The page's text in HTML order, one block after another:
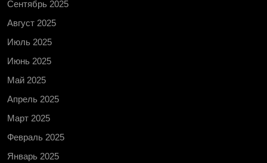
Сентябрь 2025
Август 2025
Июль 2025
Июнь 2025
Май 2025
Апрель 2025
Март 2025
Февраль 2025
Январь 2025